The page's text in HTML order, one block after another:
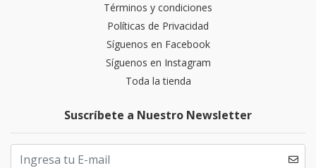
Términos y condiciones
Políticas de Privacidad
Síguenos en Facebook
Síguenos en Instagram
Toda la tienda
Suscríbete a Nuestro Newsletter